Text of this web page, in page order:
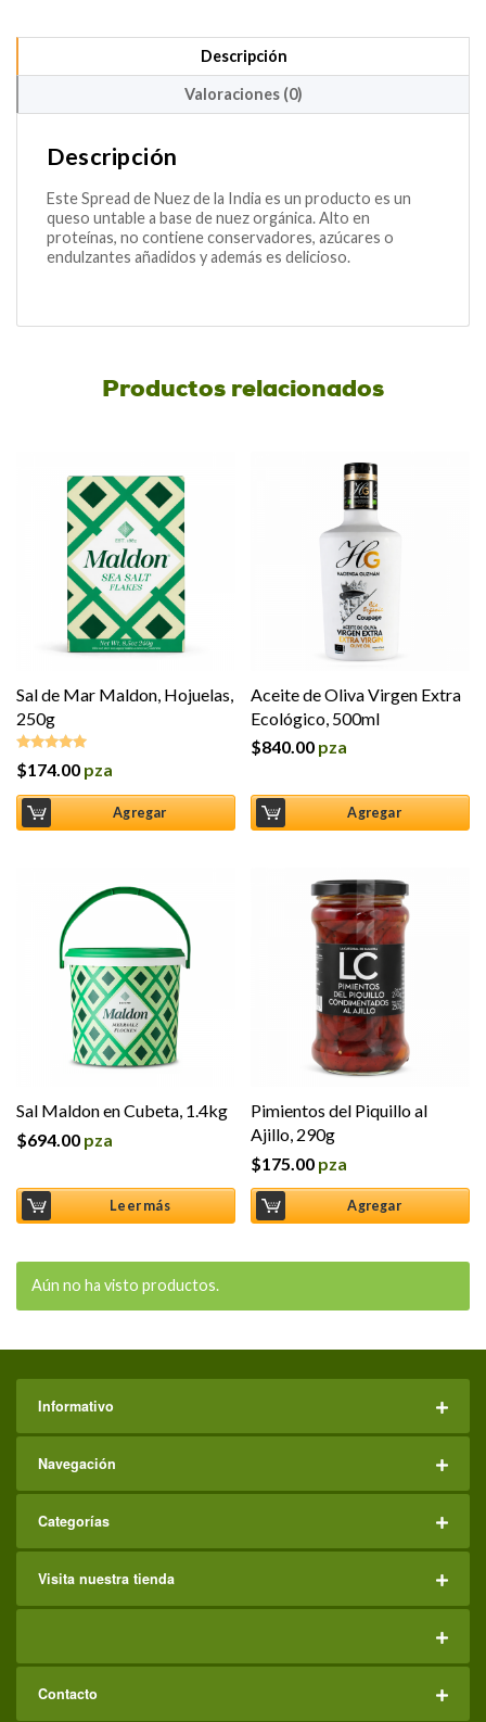
the
this
Descripción
Valoraciones (0)
Descripción
Este Spread de Nuez de la India es un producto es un
queso untable a base de nuez orgánica. Alto en
proteínas, no contiene conservadores, azúcares o
endulzantes añadidos y además es delicioso.
Productos relacionados
Sal de Mar Maldon, Hojuelas,
250g
Valorado en
$174.00 pza
Agregar
Aceite de Oliva Virgen Extra
Ecológico, 500ml
$840.00 pza
Agregar
Sal Maldon en Cubeta, 1.4kg
$694.00 pza
Leer más
Pimientos del Piquillo al
Ajillo, 290g
$175.00 pza
Agregar
Aún no ha visto productos.
Informativo
Navegación
Categorías
Visita nuestra tienda
Contacto